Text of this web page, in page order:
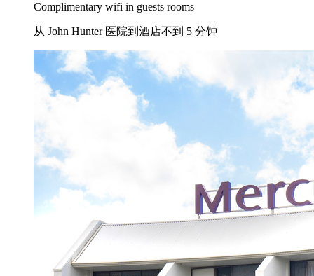
Complimentary wifi in guests rooms
从 John Hunter 医院到酒店不到 5 分钟